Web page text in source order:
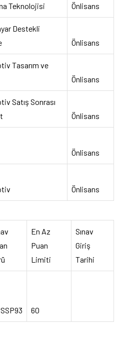
Teknolojisi
Önlisans
Destekli
Önlisans
Tasarım ve
Önlisans
Satış Sonrası
Önlisans
Önlisans
Önlisans
En Az
Puan
Limiti
Sınav
Giriş
Tarihi
60